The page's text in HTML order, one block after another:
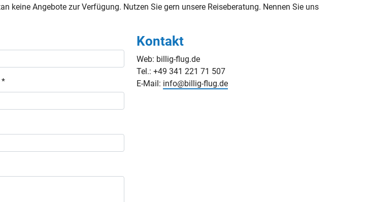
keine Angebote zur Verfügung. Nutzen Sie gern unsere Reiseberatung. Nennen Sie uns
*
Kontakt
Web: billig-flug.de
Tel.: +49 341 221 71 507
E-Mail: info@billig-flug.de